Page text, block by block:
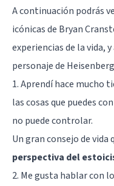
A continuación podrás
icónicas de Bryan
experiencias de la vida,
personaje de
1. Aprendí hace mucho
las cosas que puedes
no puede controlar.
Un gran consejo de vida
perspectiva del
2. Me gusta hablar con